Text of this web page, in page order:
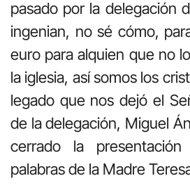
pasado por la delegación
ingenian, no sé cómo,
euro para alquien que no
la iglesia, así somos los
legado que nos dejó el
de la delegación, Miguel
cerrado la
palabras de la Madre